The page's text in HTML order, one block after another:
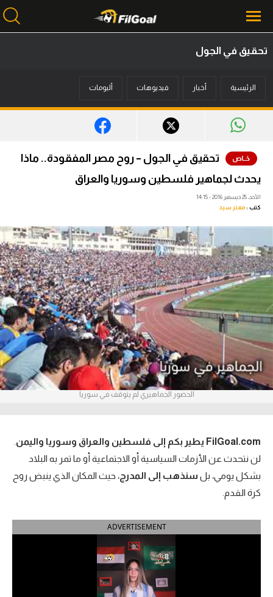
أخبار
ميركاتو
فانتازي في الجول
فيديوهات
عدسات
آراء حرة
ركن الألعاب
بطولات
أمريكا 2026
الدوري الإسباني
الدوري الإيطالي
الدوري السعودي للمحترفين
تحقيق في الجول
الرئيسية أخبار فيديوهات ألبومات
تحقيق في الجول – روح مصر المفقودة.. ماذا
يحدث لجماهير فلسطين وسوريا والعراق
الأحد، 25 ديسمبر 2016 - 14:15
كتب :معتز سيد
الحضور الجماهيري لم يتوقف في سوريا
FilGoal.com يطير بكم إلى فلسطين والعراق وسوريا واليمن
لن نتحدث عن الأزمات السياسية أو الاجتماعية أو ما تمر به البلاد
بشكل يومي، بل سنذهب إلى المدرج، حيث المكان الذي ينبض روح
كرة القدم.
ADVERTISEMENT